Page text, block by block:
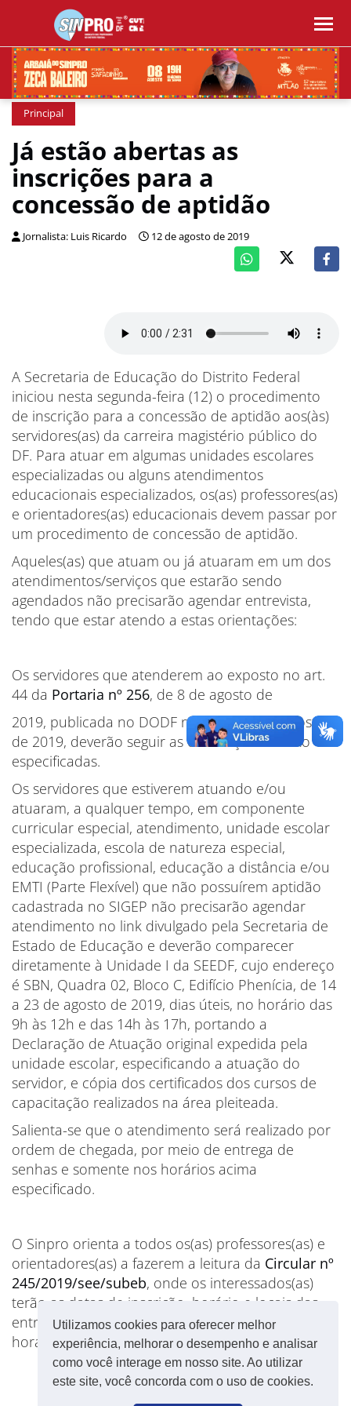
Utilizamos cookies para oferecer melhor
experiência, melhorar o desempenho e analisar
como você interage em nosso site. Ao utilizar
este site, você concorda com o uso de cookies.
Principal
Já estão abertas as
inscrições para a
concessão de aptidão
Jornalista: Luis Ricardo 12 de agosto de 2019
A Secretaria de Educação do Distrito Federal
iniciou nesta segunda-feira (12) o procedimento
de inscrição para a concessão de aptidão aos(às)
servidores(as) da carreira magistério público do
DF. Para atuar em algumas unidades escolares
especializadas ou alguns atendimentos
educacionais especializados, os(as) professores(as)
e orientadores(as) educacionais devem passar por
um procedimento de concessão de aptidão.
Aqueles(as) que atuam ou já atuaram em um dos
atendimentos/serviços que estarão sendo
agendados não precisarão agendar entrevista,
tendo que estar atendo a estas orientações:
Os servidores que atenderem ao exposto no art.
44 da Portaria nº 256, de 8 de agosto de
2019, publicada no DODF nº 150, de 9 de agosto
de 2019, deverão seguir as orientações abaixo
especificadas.
Os servidores que estiverem atuando e/ou
atuaram, a qualquer tempo, em componente
curricular especial, atendimento, unidade escolar
especializada, escola de natureza especial,
educação profissional, educação a distância e/ou
EMTI (Parte Flexível) que não possuírem aptidão
cadastrada no SIGEP não precisarão agendar
atendimento no link divulgado pela Secretaria de
Estado de Educação e deverão comparecer
diretamente à Unidade I da SEEDF, cujo endereço
é SBN, Quadra 02, Bloco C, Edifício Phenícia, de 14
a 23 de agosto de 2019, dias úteis, no horário das
9h às 12h e das 14h às 17h, portando a
Declaração de Atuação original expedida pela
unidade escolar, especificando a atuação do
servidor, e cópia dos certificados dos cursos de
capacitação realizados na área pleiteada.
Salienta-se que o atendimento será realizado por
ordem de chegada, por meio de entrega de
senhas e somente nos horários acima
especificado.
O Sinpro orienta a todos os(as) professores(as) e
orientadores(as) a fazerem a leitura da Circular nº
245/2019/see/subeb, onde os interessados(as)
terão as datas de inscrição, horário e locais das
entrevistas. Cada área de entrevista possui datas,
horários e locais diferentes. Fique atento.